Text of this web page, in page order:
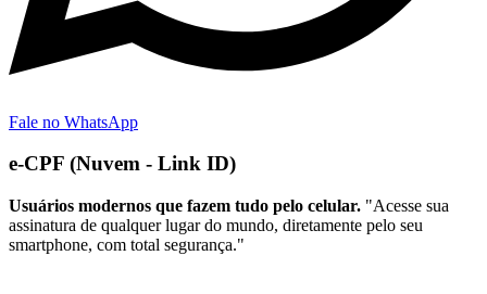
Fale no WhatsApp
e-CPF (Nuvem - Link ID)
Usuários modernos que fazem tudo pelo celular. "Acesse sua
assinatura de qualquer lugar do mundo, diretamente pelo seu
smartphone, com total segurança."